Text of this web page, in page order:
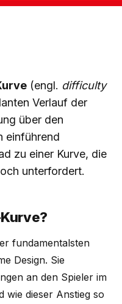
(engl. difficulty
Verlauf der
über den
einführend
zu einer Kurve, die
unterfordert.
fundamentalsten
Design. Sie
an den Spieler im
wie dieser Anstieg so